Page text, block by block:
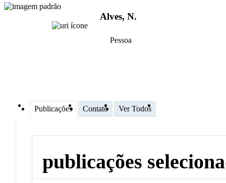
Alves, N.
Pessoa
Publicações Contato Ver Todos
publicações